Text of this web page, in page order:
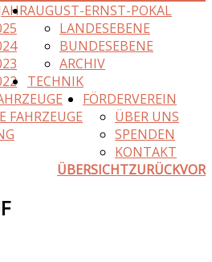
AUGUST-ERNST-POKAL
LANDESEBENE
BUNDESEBENE
ARCHIV
TECHNIK
FAHRZEUGE
FÖRDERVEREIN
ÜBER UNS
SPENDEN
KONTAKT
ÜBERSICHTZURÜCKVOR